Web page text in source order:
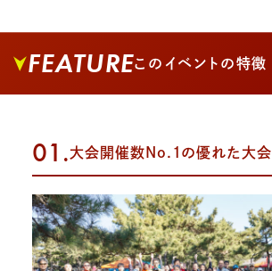
FEATUREこのイベントの特徴
01.大会開催数No.1の優れた大会